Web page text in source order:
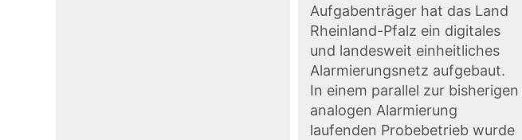
Aufgabenträger hat das Land
Rheinland-Pfalz ein digitales
und landesweit einheitliches
Alarmierungsnetz aufgebaut.
In einem parallel zur bisherigen
analogen Alarmierung
laufenden Probebetrieb wurde